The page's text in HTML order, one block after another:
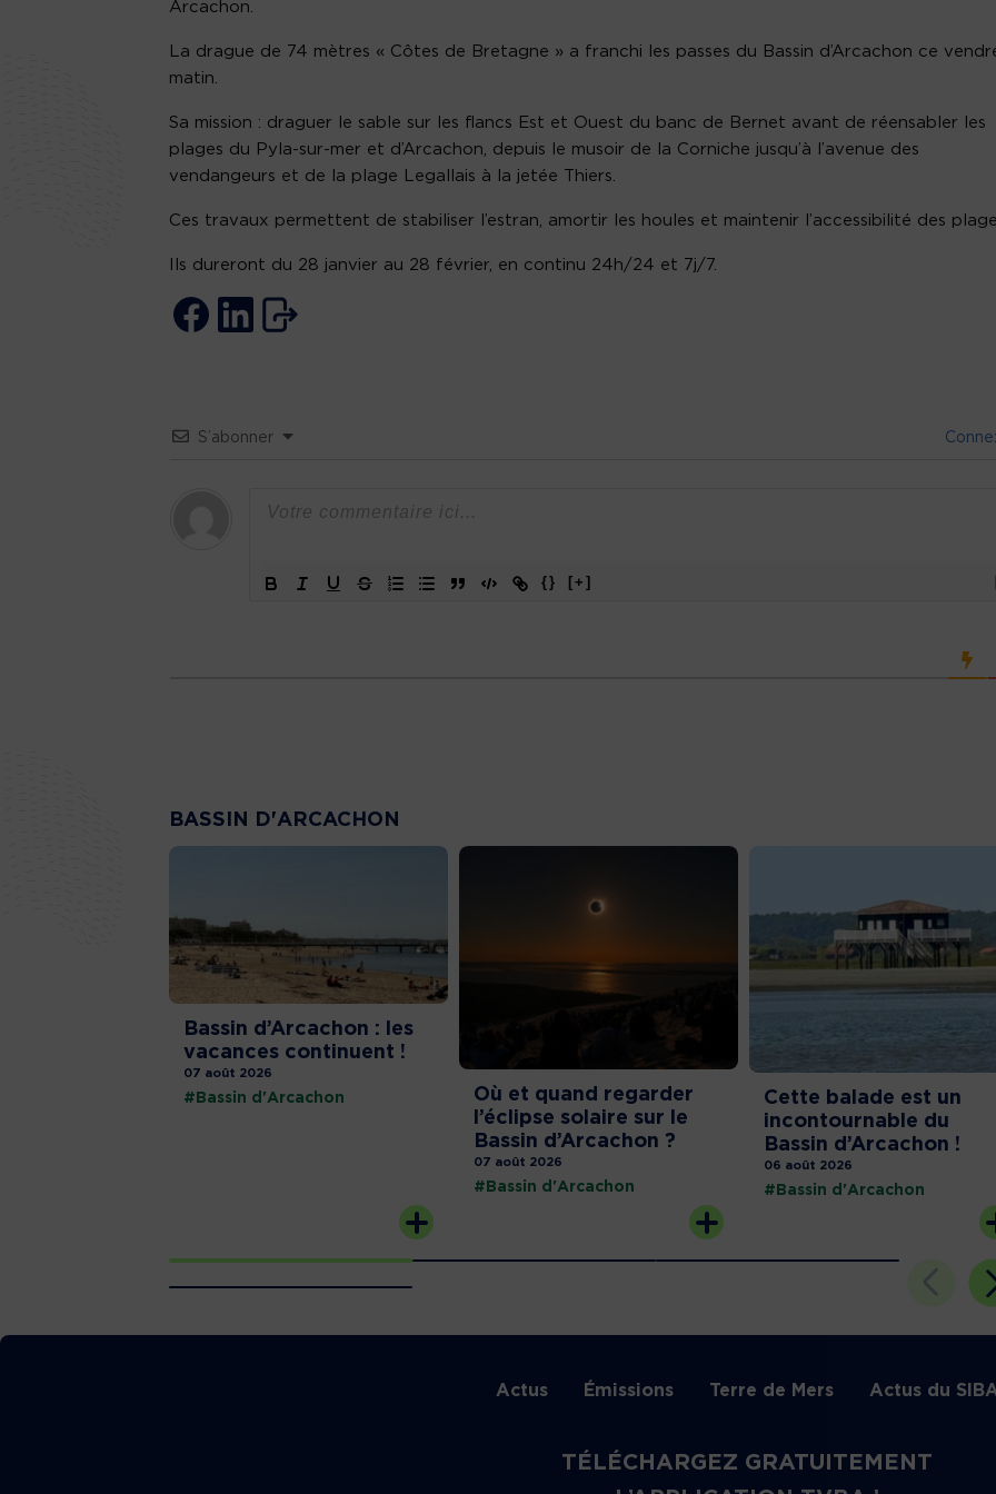
Arcachon.
La drague de 74 mètres « Côtes de Bretagne » a franchi les passes du Bassin d’Arcachon ce
matin.
Sa mission : draguer le sable sur les flancs Est et Ouest du banc de Bernet avant de réensabler les
plages du Pyla-sur-mer et d’Arcachon, depuis le musoir de la Corniche jusqu’à l’avenue des
vendangeurs et de la plage Legallais à la jetée Thiers.
Ces travaux permettent de stabiliser l’estran, amortir les houles et maintenir l’accessibilité des
Ils dureront du 28 janvier au 28 février, en continu 24h/24 et 7j/7.
S’abonner
{} [+]
BASSIN D'ARCACHON
Bassin d’Arcachon : les
vacances continuent !
07 août 2026
#Bassin d'Arcachon
Où et quand regarder
l’éclipse solaire sur le
Bassin d’Arcachon ?
07 août 2026
#Bassin d'Arcachon
Cette balade est un
incontournable du
Bassin d’Arcachon !
06 août 2026
#Bassin d'Arcachon
Actus Émissions Terre de Mers Actus du
TÉLÉCHARGEZ GRATUITEMENT